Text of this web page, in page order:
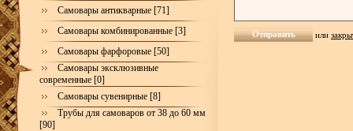
Самовары антикварные [71]
Самовары комбинированные [3]
Самовары фарфоровые [50]
Самовары эксклюзивные
современные [0]
Самовары сувенирные [8]
Трубы для самоваров от 38 до 60 мм
[90]
или